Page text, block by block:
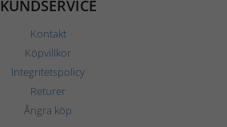
KUNDSERVICE
Kontakt
Köpvillkor
Integritetspolicy
Returer
Ångra köp